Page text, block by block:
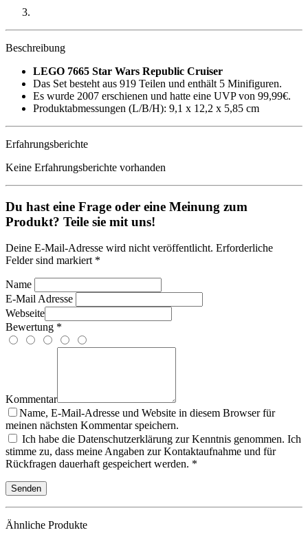
Beschreibung
LEGO 7665 Star Wars Republic Cruiser
Das Set besteht aus 919 Teilen und enthält 5 Minifiguren.
Es wurde 2007 erschienen und hatte eine UVP von 99,99€.
Produktabmessungen (L/B/H): 9,1 x 12,2 x 5,85 cm
Erfahrungsberichte
Keine Erfahrungsberichte vorhanden
Du hast eine Frage oder eine Meinung zum
Produkt? Teile sie mit uns!
Deine E-Mail-Adresse wird nicht veröffentlicht. Erforderliche
Felder sind markiert *
Name
E-Mail Adresse
Webseite
Bewertung *
Kommentar
Name, E-Mail-Adresse und Website in diesem Browser für
meinen nächsten Kommentar speichern.
Ich habe die Datenschutzerklärung zur Kenntnis genommen. Ich
stimme zu, dass meine Angaben zur Kontaktaufnahme und für
Rückfragen dauerhaft gespeichert werden. *
Ähnliche Produkte